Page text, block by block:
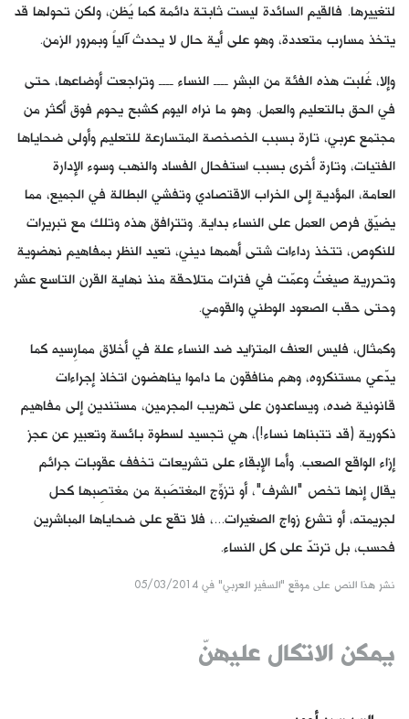
لتغييرها. فالقيم السائدة ليست ثابتة دائمة كما يُظن، ولكن تحولها قد
يتخذ مسارب متعددة، وهو على أية حال لا يحدث آلياً وبمرور الزمن.
وإلا، غُلبت هذه الفئة من البشر ــــ النساء ــــ وتراجعت أوضاعها، حتى
في الحق بالتعليم والعمل. وهو ما نراه اليوم كشبح يحوم فوق أكثر من
مجتمع عربي، تارة بسبب الخصخصة المتسارعة للتعليم وأولى ضحاياها
الفتيات، وتارة أخرى بسبب استفحال الفساد والنهب وسوء الإدارة
العامة، المؤدية إلى الخراب الاقتصادي وتفشي البطالة في الجميع، مما
يضيّق فرص العمل على النساء بداية. وتترافق هذه وتلك مع تبريرات
للنكوص، تتخذ رداءات شتى أهمها ديني، تعيد النظر بمفاهيم نهضوية
وتحررية صيغتْ وعمّت في فترات متلاحقة منذ نهاية القرن التاسع عشر
وحتى حقب الصعود الوطني والقومي.
وكمثال، فليس العنف المتزايد ضد النساء علة في أخلاق ممارِسيه كما
يدّعي مستنكروه، وهم منافقون ما داموا يناهضون اتخاذ إجراءات
قانونية ضده، ويساعدون على تهريب المجرمين، مستندين إلى مفاهيم
ذكورية (قد تتبناها نساء!)، هي تجسيد لسطوة بائسة وتعبير عن عجز
إزاء الواقع الصعب. وأما الإبقاء على تشريعات تخفف عقوبات جرائم
يقال إنها تخص "الشرف"، أو تزوِّج المغتصَبة من مغتصِبها كحل
لجريمته، أو تشرع زواج الصغيرات...، فلا تقع على ضحاياها المباشرين
فحسب، بل ترتدّ على كل النساء.
نشر هذا النص على موقع "السفير العربي" في 05/03/2014
يمكن الاتكال عليهنّ